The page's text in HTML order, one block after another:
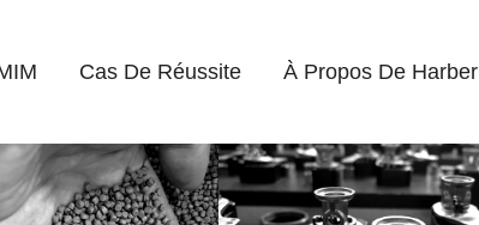
Cas De Réussite À Propos De Harber